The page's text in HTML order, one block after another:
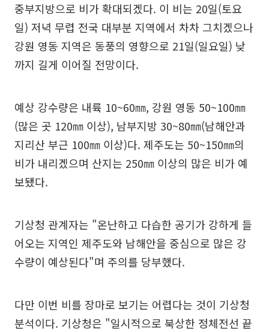
중부지방으로 비가 확대되겠다. 이 비는 20일(토요
일) 저녁 무렵 전국 대부분 지역에서 차차 그치겠으나
강원 영동 지역은 동풍의 영향으로 21일(일요일) 낮
까지 길게 이어질 전망이다.
예상 강수량은 내륙 10~60㎜, 강원 영동 50~100㎜
(많은 곳 120㎜ 이상), 남부지방 30~80㎜(남해안과
지리산 부근 100㎜ 이상)다. 제주도는 50~150㎜의
비가 내리겠으며 산지는 250㎜ 이상의 많은 비가 예
보됐다.
기상청 관계자는 "온난하고 다습한 공기가 강하게 들
어오는 지역인 제주도와 남해안을 중심으로 많은 강
수량이 예상된다"며 주의를 당부했다.
다만 이번 비를 장마로 보기는 어렵다는 것이 기상청
분석이다. 기상청은 "일시적으로 북상한 정체전선 끝